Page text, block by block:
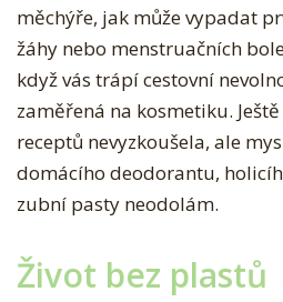
měchýře, jak může vypadat
žáhy nebo menstruačních
když vás trápí cestovní
zaměřená na kosmetiku.
receptů nevyzkoušela, ale
domácího deodorantu,
zubní pasty neodolám.
Život bez plastů